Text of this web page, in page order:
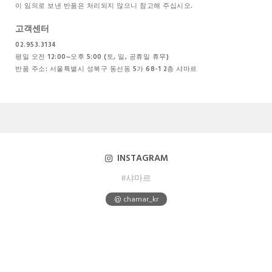
이 임의로 보낸 반품은 처리되지 않으니 참고해 주십시오.
고객센터
02.953.3134
평일 오전 12:00~오후 5:00 (토, 일, 공휴일 휴무)
반품 주소: 서울특별시 성북구 동선동 5가 68-1 2층 샤마르
INSTAGRAM
#샤마르
@ chamar_kr